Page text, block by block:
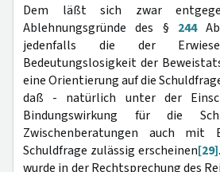
Dem läßt sich zwar
Ablehnungsgründe des § 244
jedenfalls die der
Bedeutungslosigkeit der
eine Orientierung auf die
daß - natürlich unter der
Bindungswirkung für die
Zwischenberatungen auch mit
Schuldfrage zulässig erscheinen[29]
wurde in der Rechtsprechung des